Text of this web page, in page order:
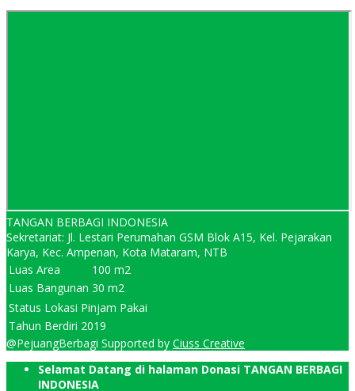
TANGAN BERBAGI INDONESIA
Sekretariat: Jl. Lestari Perumahan GSM Blok A15, Kel. Pejarakan
Karya, Kec. Ampenan, Kota Mataram, NTB
Luas Area
100 m2
Luas Bangunan 30 m2
Status Lokasi Pinjam Pakai
Tahun Berdiri 2019
@PejuangBerbagi Supported by Ciuss Creative
Selamat Datang di halaman Donasi TANGAN BERBAGI
INDONESIA